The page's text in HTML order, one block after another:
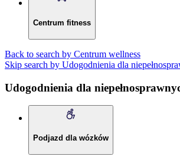
Centrum fitness
Back to search by Centrum wellness
Skip search by Udogodnienia dla
Udogodnienia dla
Podjazd dla wózków